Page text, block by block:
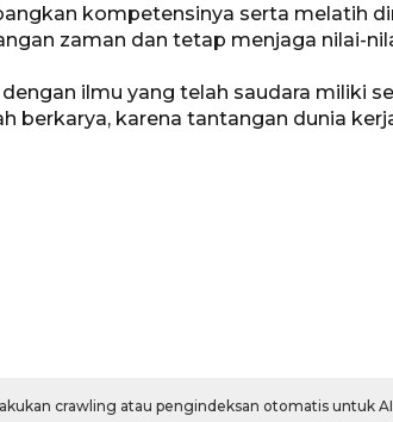
kompetensinya serta melatih
zaman dan tetap menjaga nilai-
ilmu yang telah saudara miliki
berkarya, karena tantangan dunia
crawling atau pengindeksan otomatis untuk